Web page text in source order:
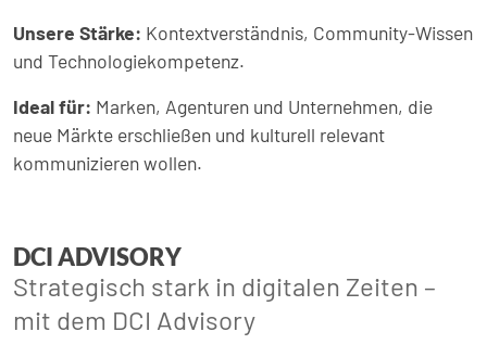
Unsere Stärke: Kontextverständnis, Community-Wissen
und Technologiekompetenz.
Ideal für: Marken, Agenturen und Unternehmen, die
neue Märkte erschließen und kulturell relevant
kommunizieren wollen.
DCI ADVISORY
Strategisch stark in digitalen Zeiten –
mit dem DCI Advisory